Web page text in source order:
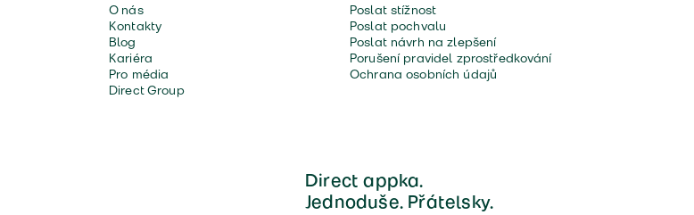
O nás
Kontakty
Blog
Kariéra
Pro média
Direct Group
Poslat stížnost
Poslat pochvalu
Poslat návrh na zlepšení
Porušení pravidel zprostředkování
Ochrana osobních údajů
Direct appka.
Jednoduše. Přátelsky.